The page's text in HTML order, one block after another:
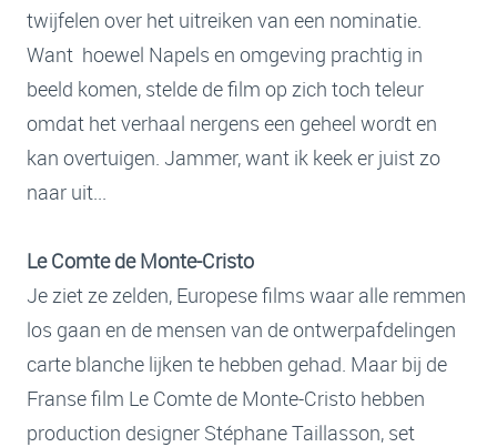
twijfelen over het uitreiken van een nominatie.
Want hoewel Napels en omgeving prachtig in
beeld komen, stelde de film op zich toch teleur
omdat het verhaal nergens een geheel wordt en
kan overtuigen. Jammer, want ik keek er juist zo
naar uit...
Le Comte de Monte-Cristo
Je ziet ze zelden, Europese films waar alle remmen
los gaan en de mensen van de ontwerpafdelingen
carte blanche lijken te hebben gehad. Maar bij de
Franse film Le Comte de Monte-Cristo hebben
production designer Stéphane Taillasson, set